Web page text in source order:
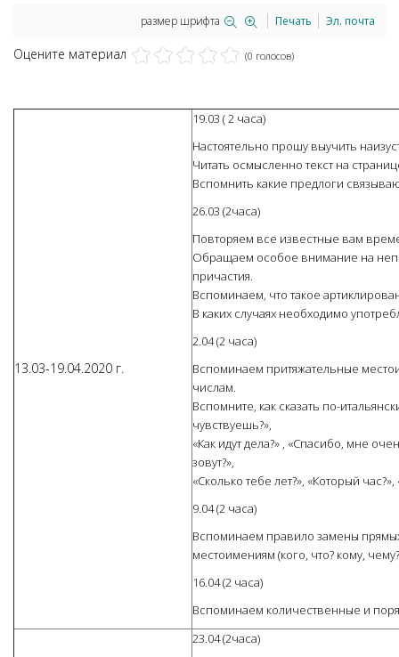
размер шрифта Печать Эл. почта
Оцените материал (0 голосов)
13.03-19.04.2020 г.
19.03 ( 2 часа)
Настоятельно прошу выучить
Читать осмысленно текст на
Вспомнить какие предлоги
26.03 (2часа)
Повторяем все известные вам
Обращаем особое внимание на
причастия.
Вспоминаем, что такое
В каких случаях необходимо
2.04 (2 часа)
Вспоминаем притяжательные
числам.
Вспомните, как сказать по-
чувствуешь?»,
«Как идут дела?» , «Спасибо, мне
зовут?»,
«Сколько тебе лет?», «Который час?»,
9.04 (2 часа)
Вспоминаем правило замены
местоимениям (кого, что? кому,
16.04 (2 часа)
Вспоминаем количественные и
23.04 (2часа)